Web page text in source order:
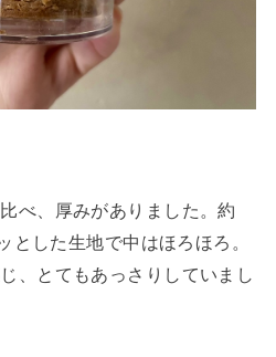
べ、厚みがありました。約
とした生地で中はほろほろ。
、とてもあっさりしていまし